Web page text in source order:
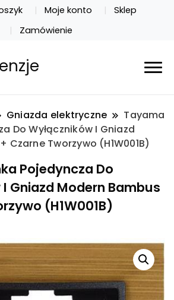
Moje konto
Sklep
Zamówienie
Gniazda elektryczne
Tayama
Do Wyłączników I Gniazd
Czarne Tworzywo (H1W001B)
Pojedyncza Do
Gniazd Modern Bambus
(H1W001B)